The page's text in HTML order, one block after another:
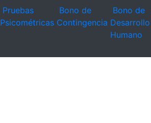
Pruebas
Psicométricas
Bono de
Contingencia
Bono de
Desarrollo
Humano